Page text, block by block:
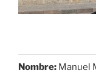
Nombre: Manuel